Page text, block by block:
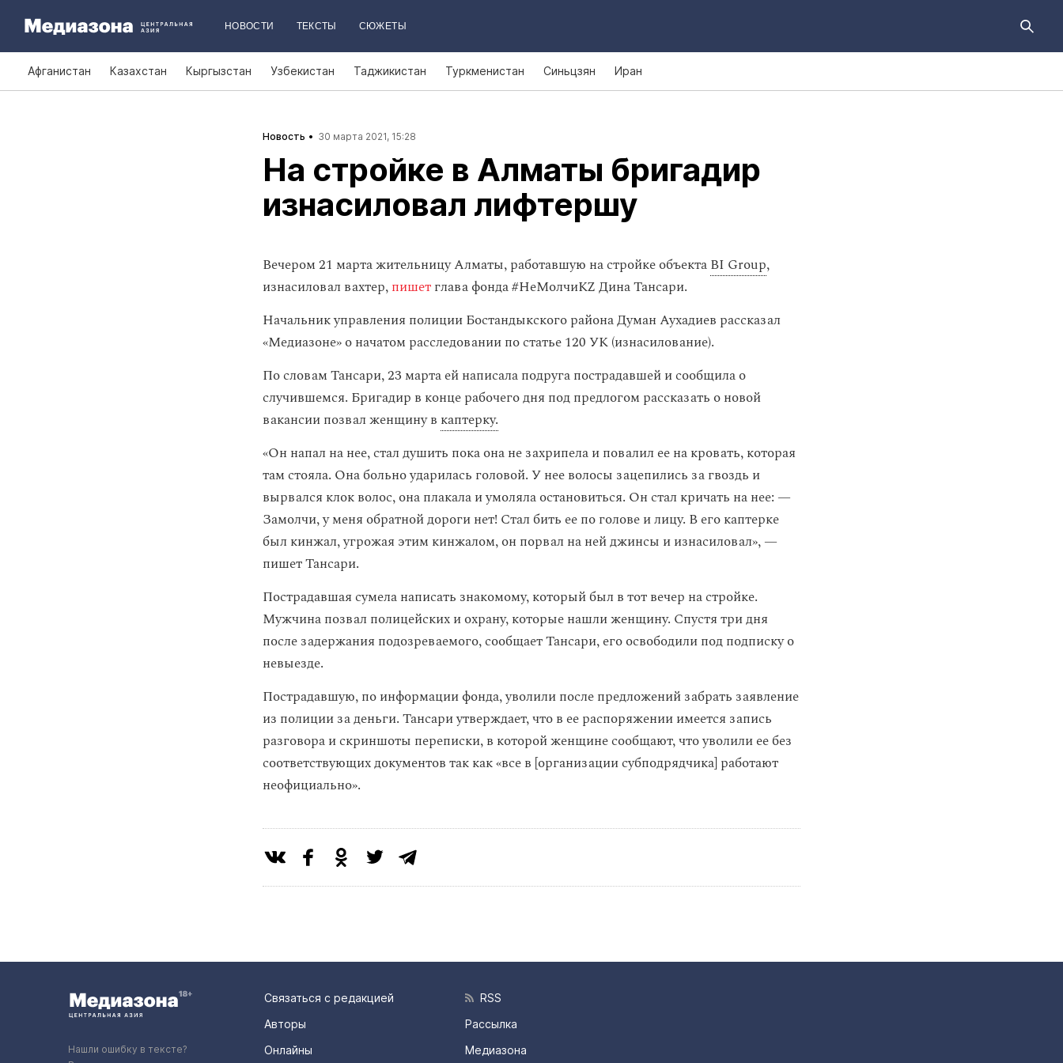
НОВОСТИ ТЕКСТЫ СЮЖЕТЫ
Афганистан Казахстан Кыргызстан Узбекистан Таджикистан Туркменистан Синьцзян Иран
Новость 30 марта 2021, 15:28
На стройке в Алматы бригадир
изнасиловал лифтершу
Вечером 21 марта жительницу Алматы, работавшую на стройке объектаBI Group,
изнасиловал вахтер,пишетглава фонда #НеМолчиKZ Дина Тансари.
Начальник управления полиции Бостандыкского района Думан Аухадиев рассказал
«Медиазоне» о начатом расследовании по статье 120 УК (изнасилование).
По словам Тансари, 23 марта ей написала подруга пострадавшей и сообщила о
случившемся. Бригадир в конце рабочего дня под предлогом рассказать о новой
вакансии позвал женщину в каптерку.
«Он напал на нее, стал душить пока она не захрипела и повалил ее на кровать, которая
там стояла. Она больно ударилась головой. У нее волосы зацепились за гвоздь и
вырвался клок волос, она плакала и умоляла остановиться. Он стал кричать на нее: —
Замолчи, у меня обратной дороги нет! Стал бить ее по голове и лицу. В его каптерке
был кинжал, угрожая этим кинжалом, он порвал на ней джинсы и изнасиловал», —
пишет Тансари.
Пострадавшая сумела написать знакомому, который был в тот вечер на стройке.
Мужчина позвал полицейских и охрану, которые нашли женщину. Спустя три дня
после задержания подозреваемого, сообщает Тансари, его освободили под подписку о
невыезде.
Пострадавшую, по информации фонда, уволили после предложений забрать заявление
из полиции за деньги. Тансари утверждает, что в ее распоряжении имеется запись
разговора и скриншоты переписки, в которой женщине сообщают, что уволили ее без
соответствующих документов так как «все в [организации субподрядчика] работают
неофициально».
Нашли ошибку в тексте?
Связаться с редакцией
Авторы
Онлайны
RSS
Рассылка
Медиазона